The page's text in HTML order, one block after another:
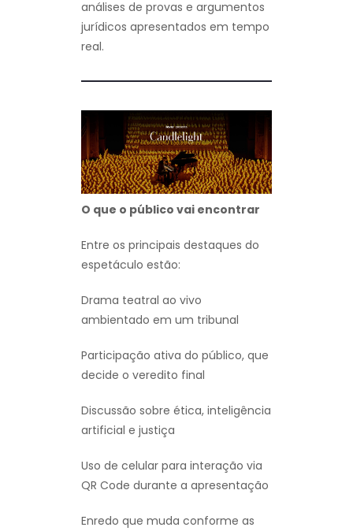
análises de provas e argumentos
jurídicos apresentados em tempo
real.
O que o público vai encontrar
Entre os principais destaques do
espetáculo estão:
Drama teatral ao vivo
ambientado em um tribunal
Participação ativa do público, que
decide o veredito final
Discussão sobre ética, inteligência
artificial e justiça
Uso de celular para interação via
QR Code durante a apresentação
Enredo que muda conforme as